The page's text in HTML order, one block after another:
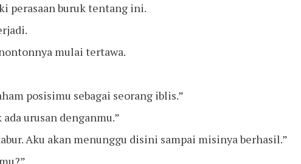
perasaan buruk tentang ini.
mulai tertawa.
posisimu sebagai seorang iblis.”
urusan denganmu.”
Aku akan menunggu disini sampai misinya berhasil.”